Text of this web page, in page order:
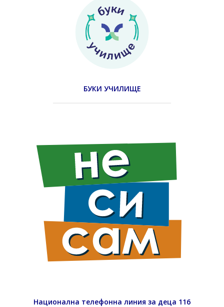
БУКИ УЧИЛИЩЕ
Национална телефонна линия за деца 116